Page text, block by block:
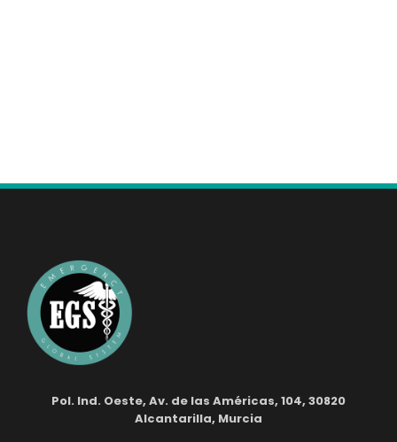
Pol. Ind. Oeste, Av. de las Américas, 104, 30820
Alcantarilla, Murcia